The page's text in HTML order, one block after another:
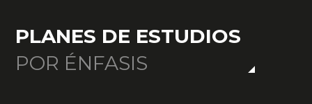
PLANES DE ESTUDIOS
POR ÉNFASIS